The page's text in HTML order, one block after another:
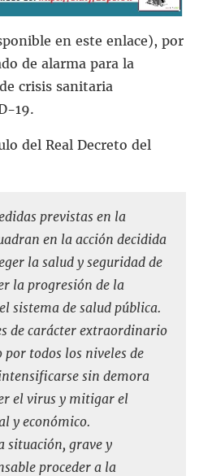
en este enlace), por
de alarma para la
crisis sanitaria
19.
del Real Decreto del
previstas en la
en la acción decidida
la salud y seguridad de
la progresión de la
sistema de salud pública.
de carácter extraordinario
por todos los niveles de
sin demora
el virus y mitigar el
y económico.
situación, grave y
proceder a la